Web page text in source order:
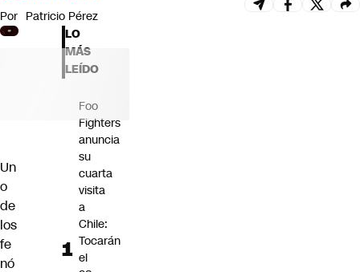
Por Patricio Pérez
Un
o
de
los
fe
nó
LO
MÁS
LEÍDO
Foo
Fighters
anuncia
su
cuarta
visita
a
Chile:
Tocarán
el